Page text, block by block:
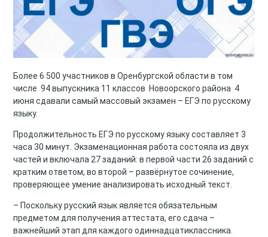
Более 6 500 участников в Оренбургской области в том
числе 94 выпускника 11 классов Новоорского района 4
июня сдавали самый массовый экзамен – ЕГЭ по русскому
языку.
Продолжительность ЕГЭ по русскому языку составляет 3
часа 30 минут. Экзаменационная работа состояла из двух
частей и включала 27 заданий: в первой части 26 заданий с
кратким ответом, во второй – развёрнутое сочинение,
проверяющее умение анализировать исходный текст.
– Поскольку русский язык является обязательным
предметом для получения аттестата, его сдача –
важнейший этап для каждого одиннадцатиклассника.